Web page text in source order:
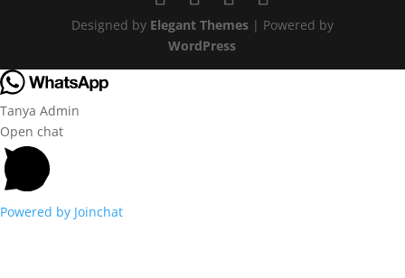
Designed by Elegant Themes| Powered by
WordPress
Tanya Admin
Open chat
Powered by Joinchat